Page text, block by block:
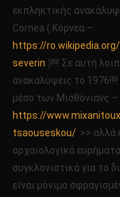
εκπληκτικής
Cornea ( Kόρνεα –
https://
severin )!!!! Σε αυτή
ανακαλύψεις το
μέσο των Μισθόνιανς –
https://
tsaouseskou/>> αλλά
αρχαιολογικά
συγκλονιστικά για το
είναι μόνιμα